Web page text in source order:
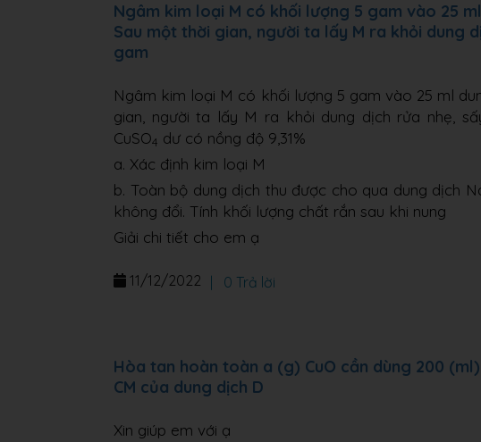
Ngâm kim loại M có khối lượng 5 gam vào 25
Sau một thời gian, người ta lấy M ra khỏi dung
gam
Ngâm kim loại M có khối lượng 5 gam vào 25 ml
gian, người ta lấy M ra khỏi dung dịch rửa nhẹ,
CuSO4 dư có nồng độ 9,31%
a. Xác định kim loại M
b. Toàn bộ dung dịch thu được cho qua dung dịch
không đổi. Tính khối lượng chất rắn sau khi nung
Giải chi tiết cho em ạ
11/12/2022 0 Trả lời
Hòa tan hoàn toàn a (g) CuO cần dùng 200
CM của dung dịch D
Xin giúp em với ạ